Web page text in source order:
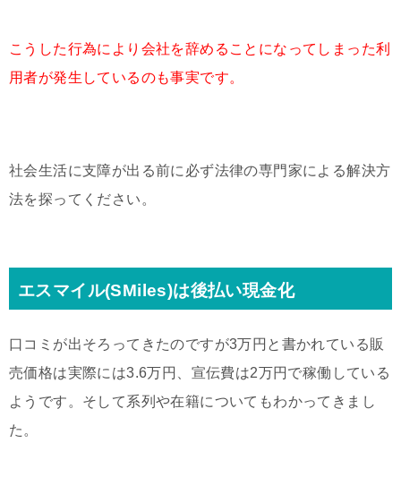
こうした行為により会社を辞めることになってしまった利
用者が発生しているのも事実です。
社会生活に支障が出る前に必ず法律の専門家による解決方
法を探ってください。
エスマイル(SMiles)は後払い現金化
口コミが出そろってきたのですが3万円と書かれている販
売価格は実際には3.6万円、宣伝費は2万円で稼働している
ようです。そして系列や在籍についてもわかってきまし
た。